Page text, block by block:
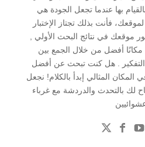
بها عندما تجعل الجودة هي
فأنت بذلك تجتاز الإختبار
موقعك في نتائج البحث الأولي ,
مكانًا أفضل من خلال الجمع بين
. هل كنت تبحث عن أفضل
المثالي إبدأ بالكلام! نجعل
لك بالتحدث والدردشة مع غرباء